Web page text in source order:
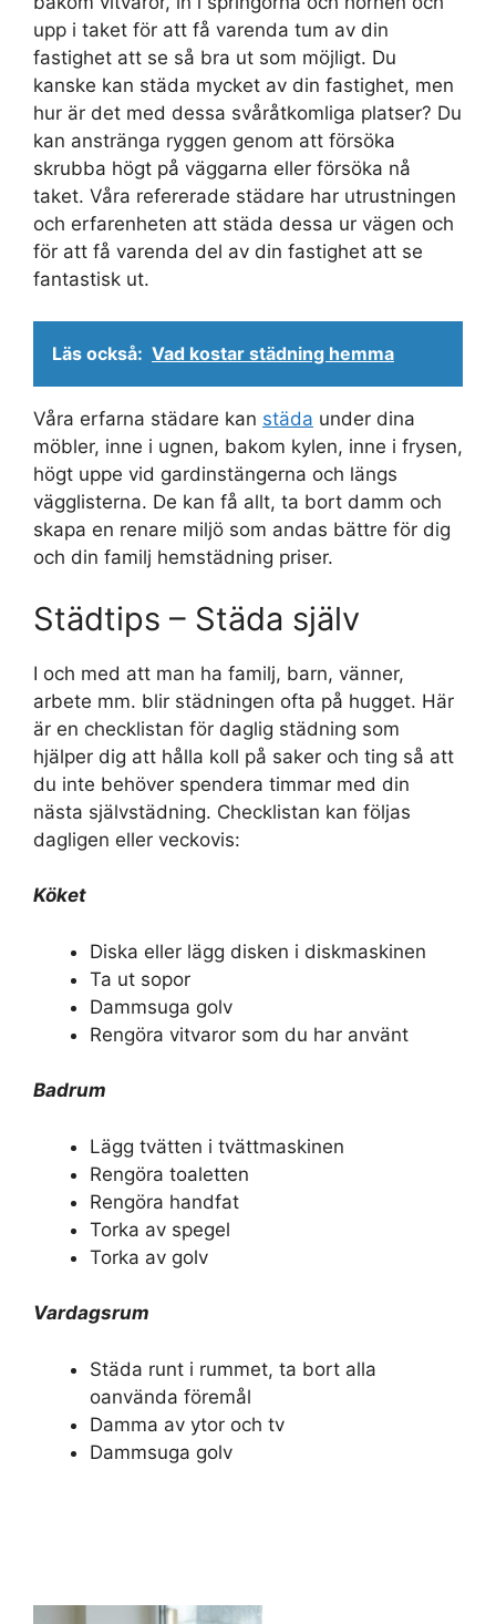
upp i taket för att få varenda tum av din
fastighet att se så bra ut som möjligt. Du
kanske kan städa mycket av din fastighet, men
hur är det med dessa svåråtkomliga platser? Du
kan anstränga ryggen genom att försöka
skrubba högt på väggarna eller försöka nå
taket. Våra refererade städare har utrustningen
och erfarenheten att städa dessa ur vägen och
för att få varenda del av din fastighet att se
fantastisk ut.
Läs också: Vad kostar städning hemma
Våra erfarna städare kan städa under dina
möbler, inne i ugnen, bakom kylen, inne i frysen,
högt uppe vid gardinstängerna och längs
vägglisterna. De kan få allt, ta bort damm och
skapa en renare miljö som andas bättre för dig
och din familj hemstädning priser.
Städtips – Städa själv
I och med att man ha familj, barn, vänner,
arbete mm. blir städningen ofta på hugget. Här
är en checklistan för daglig städning som
hjälper dig att hålla koll på saker och ting så att
du inte behöver spendera timmar med din
nästa självstädning. Checklistan kan följas
dagligen eller veckovis:
Köket
Diska eller lägg disken i diskmaskinen
Ta ut sopor
Dammsuga golv
Rengöra vitvaror som du har använt
Badrum
Lägg tvätten i tvättmaskinen
Rengöra toaletten
Rengöra handfat
Torka av spegel
Torka av golv
Vardagsrum
Städa runt i rummet, ta bort alla
oanvända föremål
Damma av ytor och tv
Dammsuga golv